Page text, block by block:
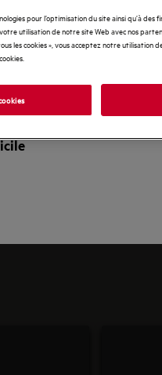
pour l’optimisation du site ainsi qu’à
utilisation de notre site Web avec nos
les cookies », vous acceptez notre utilisation